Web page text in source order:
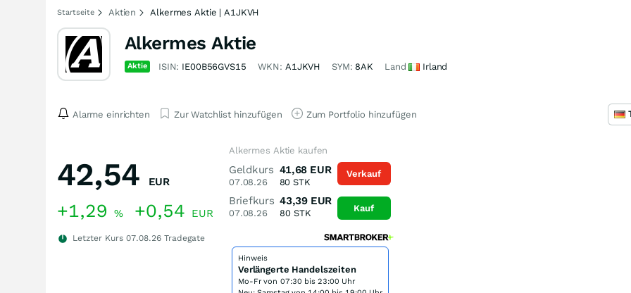
Startseite Aktien Alkermes Aktie | A1JKVH
Alkermes Aktie
Aktie ISIN: IE00B56GVS15 WKN: A1JKVH SYM: 8AK Land Irland
Alarme einrichten Zur Watchlist hinzufügen Zum Portfolio hinzufügen
42,54 EUR
+1,29 % +0,54 EUR
Letzter Kurs 07.08.26 Tradegate
Alkermes Aktie kaufen
Geldkurs
07.08.26
41,68 EUR
80 STK
Briefkurs
07.08.26
43,39 EUR
80 STK
Verkauf
Kauf
Hinweis
Verlängerte Handelszeiten
Mo-Fr von 07:30 bis 23:00 Uhr